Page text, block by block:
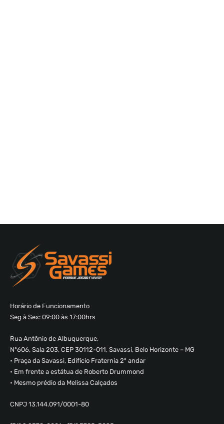
Horário de Funcionamento
Seg à Sex: 09:00 às 17:00hrs
Rua Antônio de Albuquerque,
Nº606, Sala 203, CEP 30112-011, Savassi, Belo Horizonte – MG
• Praça da Savassi, Edifício Fraternia 2º andar
• Em frente a estátua de Roberto Drummond
• Mesmo prédio da Melissa Calçados
CNPJ 13.144.091/0001-80